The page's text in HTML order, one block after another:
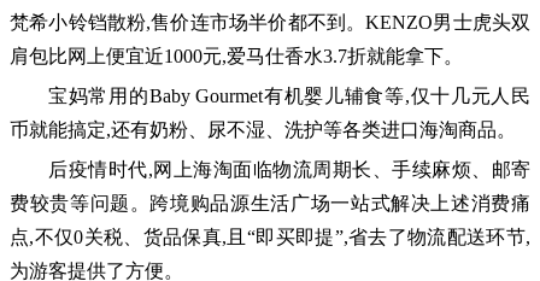
梵希小铃铛散粉,售价连市场半价都不到。KENZO男士虎头双
肩包比网上便宜近1000元,爱马仕香水3.7折就能拿下。
宝妈常用的Baby Gourmet有机婴儿辅食等,仅十几元人民
币就能搞定,还有奶粉、尿不湿、洗护等各类进口海淘商品。
后疫情时代,网上海淘面临物流周期长、手续麻烦、邮寄
费较贵等问题。跨境购品源生活广场一站式解决上述消费痛
点,不仅0关税、货品保真,且“即买即提”,省去了物流配送环节,
为游客提供了方便。